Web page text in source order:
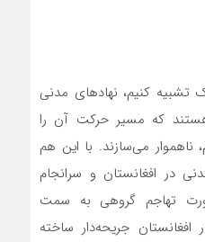
تشبیه کنیم، نهادهای مدنی
که مسیر حرکت آن را
می‌سازند. با این ‌هم
در افغانستان و سرانجام
تهاجم گروهی به سمت
افغانستان جریحه‌دار ساخته